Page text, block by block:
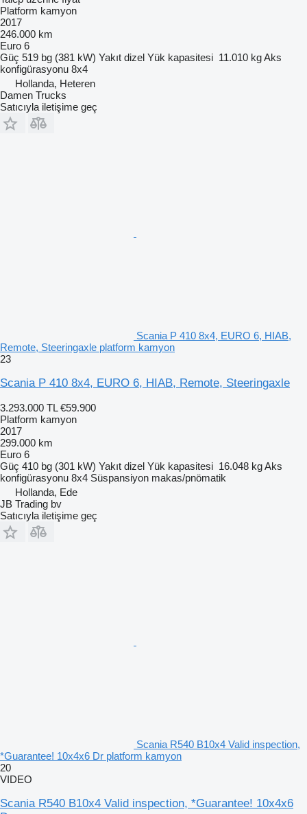
Platform kamyon
2017
246.000 km
Euro 6
Güç 519 bg (381 kW) Yakıt dizel Yük kapasitesi 11.010 kgAks
konfigürasyonu 8x4
Hollanda, Heteren
Damen Trucks
Satıcıyla iletişime geç
Scania P 410 8x4, EURO 6, HIAB,
Remote, Steeringaxle platform kamyon
23
Scania P 410 8x4, EURO 6, HIAB, Remote, Steeringaxle
3.293.000 TL €59.900
Platform kamyon
2017
299.000 km
Euro 6
Güç 410 bg (301 kW) Yakıt dizel Yük kapasitesi 16.048 kgAks
konfigürasyonu 8x4 Süspansiyon makas/pnömatik
Hollanda, Ede
JB Trading bv
Satıcıyla iletişime geç
Scania R540 B10x4 Valid inspection,
*Guarantee! 10x4x6 Dr platform kamyon
20
VIDEO
Scania R540 B10x4 Valid inspection, *Guarantee! 10x4x6